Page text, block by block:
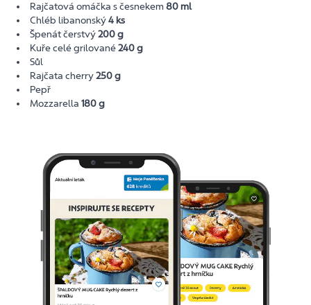
Rajčatová omáčka s česnekem 80 ml
Chléb libanonský4 ks
Špenát čerstvý200 g
Kuře celé grilované240 g
Sůl
Rajčata cherry250 g
Pepř
Mozzarella 180 g